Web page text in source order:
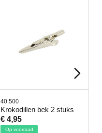
40.500
Krokodillen bek 2 stuks
€ 4,95
Op voorraad